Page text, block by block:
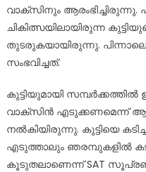
വാക്സിനും
ചികിത്സയിലായിരുന്ന
തുടരുകയായിരുന്നു.
സംഭവിച്ചത്.
കുട്ടിയുമായി
വാക്സിൻ എടുക്കണമെന്ന്
നൽകിയിരുന്നു. കുട്ടിയെ
എടുത്താലും ഞരമ്പുകളിൽ
കൂടുതലാണെന്ന് SAT